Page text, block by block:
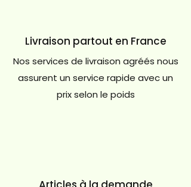
Livraison partout en France
Nos services de livraison agréés nous
assurent un service rapide avec un
prix selon le poids